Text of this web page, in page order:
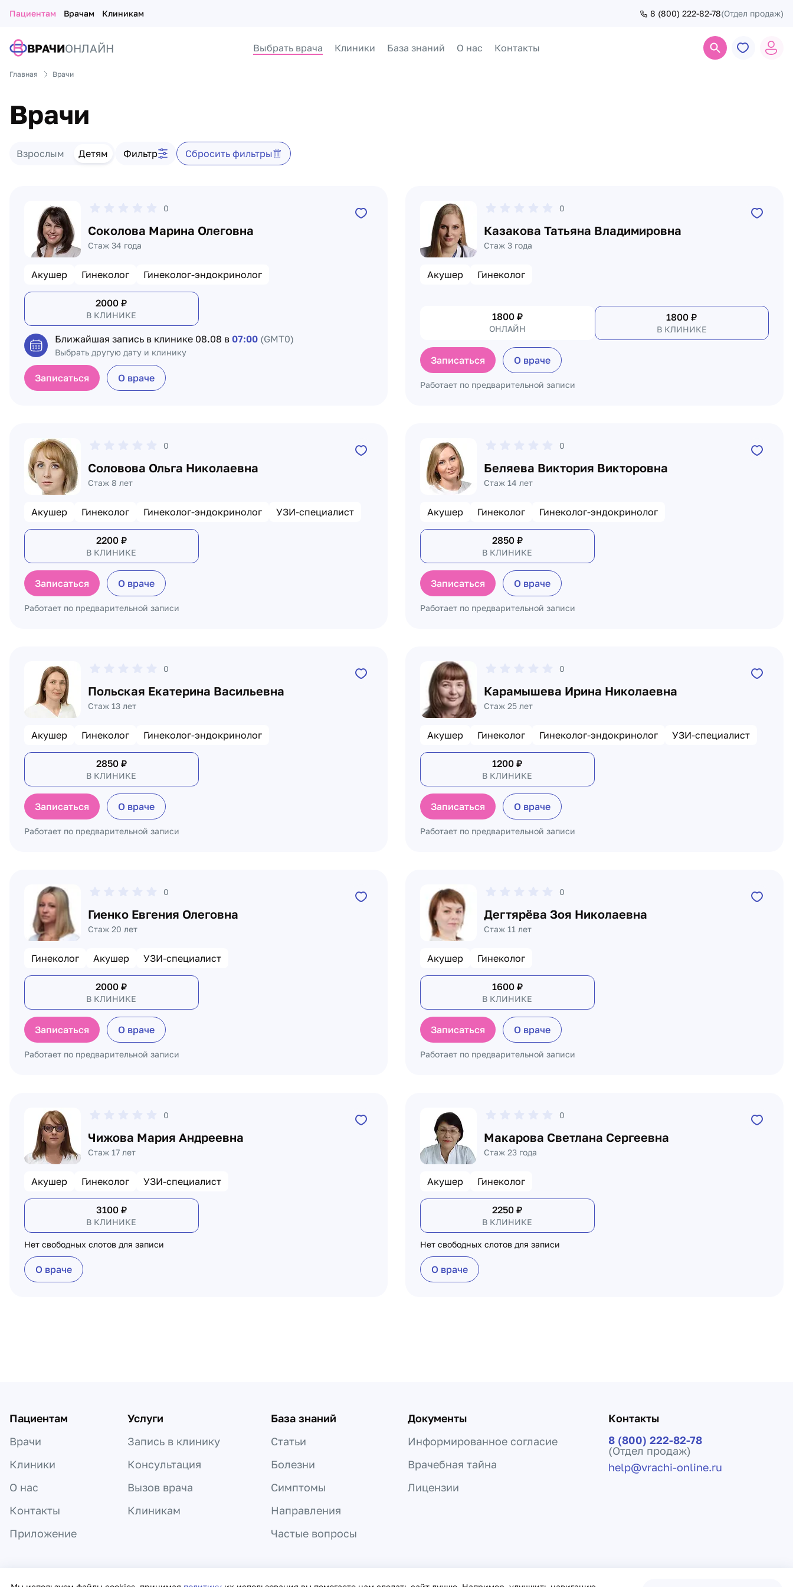
Пациентам Врачам Клиникам 8 (800) 222-82-78(Отдел продаж)
ВРАЧИОНЛАЙН Выбрать врача Клиники База знаний О нас Контакты
Главная Врачи
Врачи
Фильтр врачей
Взрослым Детям Фильтр Сбросить фильтры
0
Соколова Марина Олеговна
Стаж 34 года
Акушер Гинеколог Гинеколог-эндокринолог
2000 ₽
В КЛИНИКЕ
Ближайшая запись в клинике 08.08 в 07:00 (GMT0)
Выбрать другую дату и клинику
Записаться О враче
0
Казакова Татьяна Владимировна
Стаж 3 года
Акушер Гинеколог
1800₽
ОНЛАЙН
1800 ₽
В КЛИНИКЕ
Записаться О враче
Работает по предварительной записи
0
Соловова Ольга Николаевна
Стаж 8 лет
Акушер Гинеколог Гинеколог-эндокринолог УЗИ-специалист
2200₽
В КЛИНИКЕ
Записаться О враче
Работает по предварительной записи
0
Беляева Виктория Викторовна
Стаж 14 лет
Акушер Гинеколог Гинеколог-эндокринолог
2850₽
В КЛИНИКЕ
Записаться О враче
Работает по предварительной записи
0
Польская Екатерина Васильевна
Стаж 13 лет
Акушер Гинеколог Гинеколог-эндокринолог
2850₽
В КЛИНИКЕ
Записаться О враче
Работает по предварительной записи
0
Карамышева Ирина Николаевна
Стаж 25 лет
Акушер Гинеколог Гинеколог-эндокринолог УЗИ-специалист
1200 ₽
В КЛИНИКЕ
Записаться О враче
Работает по предварительной записи
0
Гиенко Евгения Олеговна
Стаж 20 лет
Гинеколог Акушер УЗИ-специалист
2000 ₽
В КЛИНИКЕ
Записаться О враче
Работает по предварительной записи
0
Дегтярёва Зоя Николаевна
Стаж 11 лет
Акушер Гинеколог
1600₽
В КЛИНИКЕ
Записаться О враче
Работает по предварительной записи
0
Чижова Мария Андреевна
Стаж 17 лет
Акушер Гинеколог УЗИ-специалист
3100₽
В КЛИНИКЕ
Нет свободных слотов для записи
О враче
0
Макарова Светлана Сергеевна
Стаж 23 года
Акушер Гинеколог
2250 ₽
В КЛИНИКЕ
Нет свободных слотов для записи
О враче
Пациентам
Врачи
Клиники
О нас
Контакты
Приложение
Услуги
Запись в клинику
Консультация
Вызов врача
Клиникам
База знаний
Статьи
Болезни
Симптомы
Направления
Частые вопросы
Документы
Информированное согласие
Врачебная тайна
Лицензии
Контакты
8 (800) 222-82-78
(Отдел продаж)
help@vrachi-online.ru